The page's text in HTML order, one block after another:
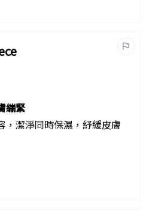
繃緊
，潔淨同時保濕，紓緩皮膚